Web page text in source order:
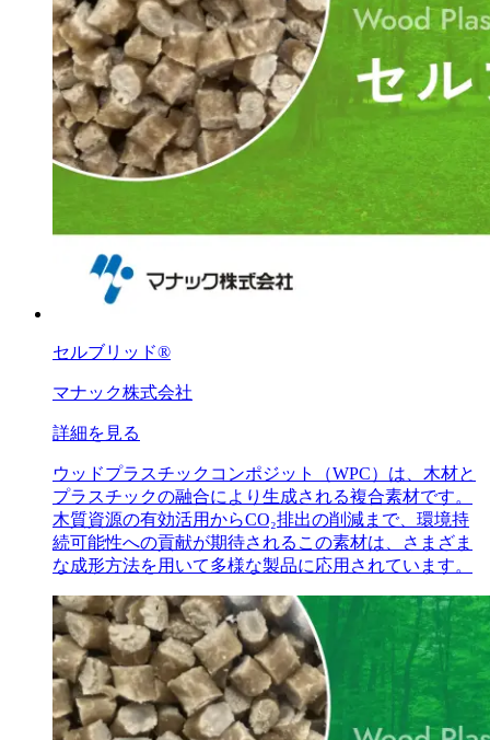
セルブリッド®
マナック株式会社
詳細を見る
ウッドプラスチックコンポジット（WPC）は、木材と
プラスチックの融合により生成される複合素材です。
木質資源の有効活用からCO₂排出の削減まで、環境持
続可能性への貢献が期待されるこの素材は、さまざま
な成形方法を用いて多様な製品に応用されています。